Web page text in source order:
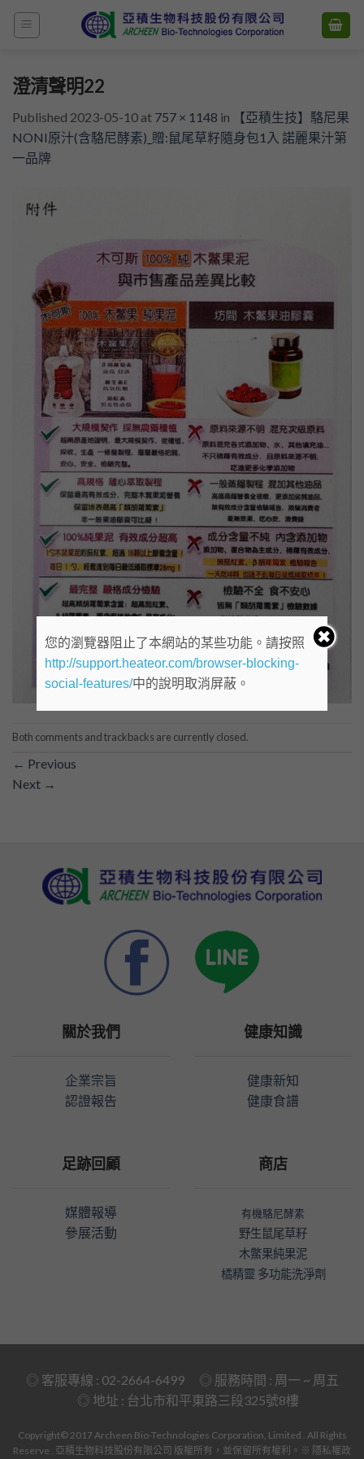
Skip
澄清聲明22
Published 2023-05-10 at 757 × 1148 in
【亞積生技】駱尼果
NONI原汁(含駱尼酵素)_贈:鼠尾草籽隨身包1入 諾麗果汁第
一品牌
Both comments and trackbacks are currently closed.
← Previous
Next →
關於我們
企業宗旨
認證報告
健康知識
健康新知
健康食譜
足跡回顧
媒體報導
參展活動
商店
有機駱尼酵素
野生鼠尾草籽
木鱉果純果泥
橘精靈 多功能洗淨劑
◎ 客服專線 : 02-2664-6499 ◎ 服務時間 : 周一 ~ 周五
◎ 地址 : 台北市和平東路三段325號8樓
Copyright© 2017 Archeen Bio-Technologies Corporation, Limited . All Rights
Reserve . 亞積生物科技股份有限公司 版權所有，並保留所有權利。 ※ 隱私權政
您的瀏覽器阻止了本網站的某些功能。請按照
http://support.heateor.com/browser-blocking-
social-features/中的說明取消屏蔽。